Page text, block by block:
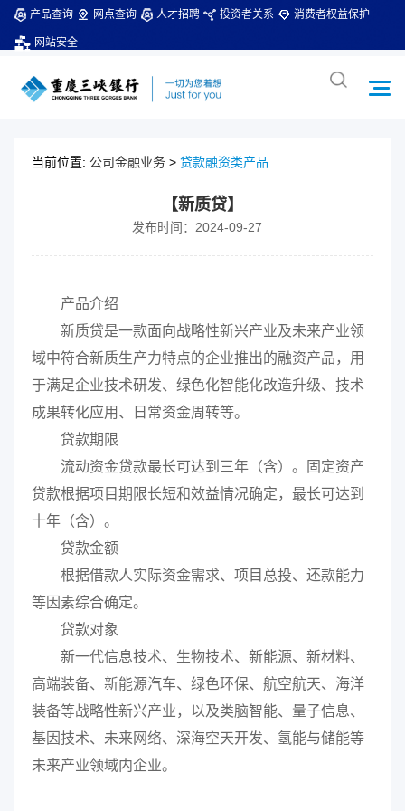
产品查询 网点查询 人才招聘 投资者关系 消费者权益保护
网站安全
当前位置: 公司金融业务 > 贷款融资类产品
【新质贷】
发布时间：2024-09-27
产品介绍
新质贷是一款面向战略性新兴产业及未来产业领
域中符合新质生产力特点的企业推出的融资产品，用
于满足企业技术研发、绿色化智能化改造升级、技术
成果转化应用、日常资金周转等。
贷款期限
流动资金贷款最长可达到三年（含）。固定资产
贷款根据项目期限长短和效益情况确定，最长可达到
十年（含）。
贷款金额
根据借款人实际资金需求、项目总投、还款能力
等因素综合确定。
贷款对象
新一代信息技术、生物技术、新能源、新材料、
高端装备、新能源汽车、绿色环保、航空航天、海洋
装备等战略性新兴产业，以及类脑智能、量子信息、
基因技术、未来网络、深海空天开发、氢能与储能等
未来产业领域内企业。